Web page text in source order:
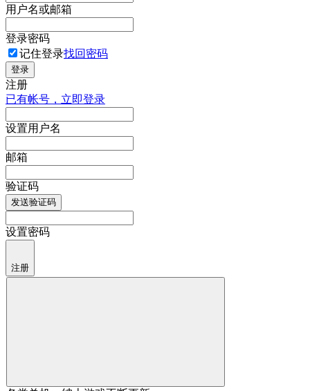
用户名或邮箱
登录密码
记住登录找回密码
登录
注册
已有帐号，立即登录
设置用户名
邮箱
验证码
发送验证码
设置密码
注册